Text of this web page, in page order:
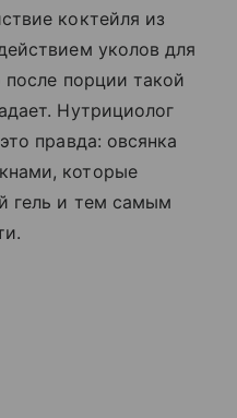
коктейля из
уколов для
после порции такой
Нутрициолог
правда: овсянка
которые
гель и тем самым